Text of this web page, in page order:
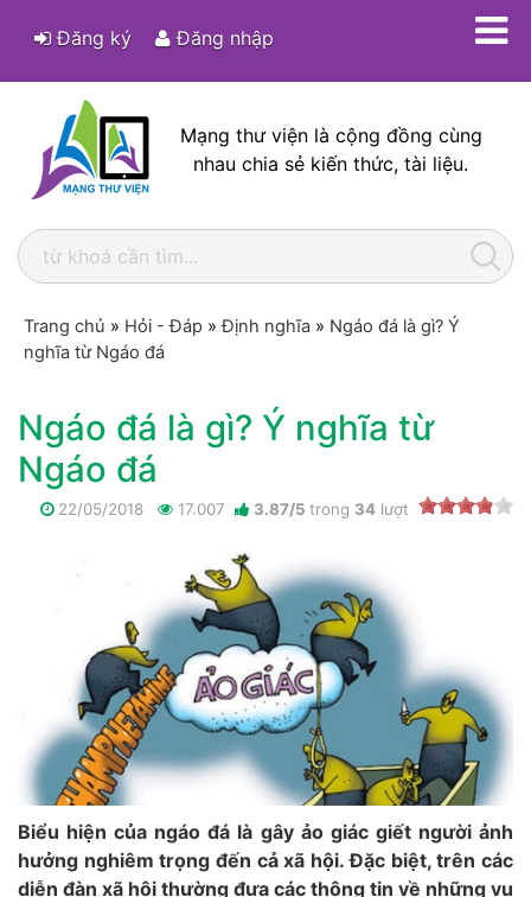
Đăng ký Đăng nhập
Mạng thư viện là cộng đồng cùng
nhau chia sẻ kiến thức, tài liệu.
Trang chủ » Hỏi - Đáp »Định nghĩa » Ngáo đá là gì? Ý
nghĩa từ Ngáo đá
Ngáo đá là gì? Ý nghĩa từ
Ngáo đá
22/05/2018 17.007 3.87/5 trong 34 lượt
Biểu hiện của ngáo đá là gây ảo giác giết người ảnh
hưởng nghiêm trọng đến cả xã hội. Đặc biệt, trên các
diễn đàn xã hội thường đưa các thông tin về những vụ